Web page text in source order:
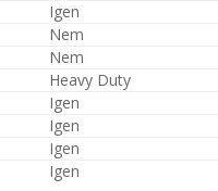
Igen
Nem
Nem
Heavy Duty
Igen
Igen
Igen
Igen